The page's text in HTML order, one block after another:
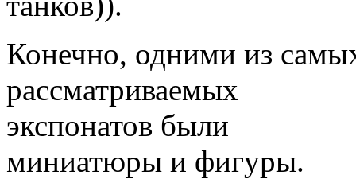
Конечно, одними из
рассматриваемых
экспонатов были
миниатюры и фигуры.